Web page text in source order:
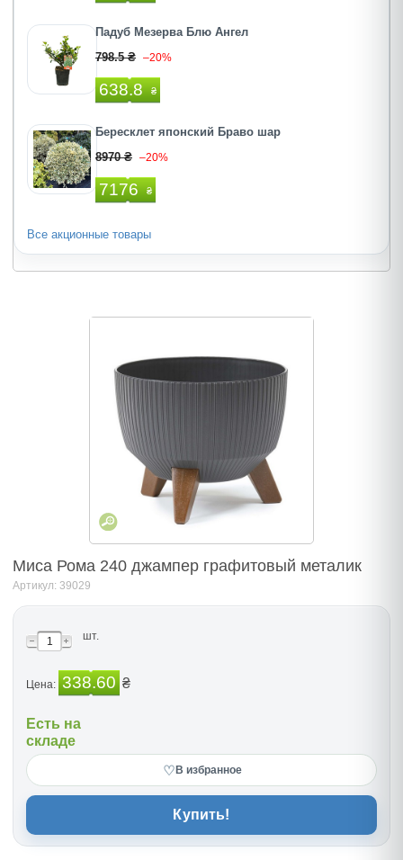
Падуб Мезерва Блю Ангел
798.5 ₴ –20%
638.8 ₴
Бересклет японский Браво шар
8970 ₴ –20%
7176 ₴
Все акционные товары
Миса Рома 240 джампер графитовый металик
Артикул: 39029
шт.
Цена: 338.60 ₴
Есть на
складе
♡ В избранное
Купить!